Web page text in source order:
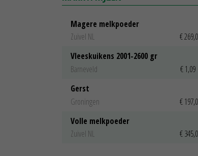
Magere melkpoeder
Zuivel NL
€
Vleeskuikens 2001-2600 gr
Barneveld
€ 1,09
Gerst
Groningen
€
Volle melkpoeder
Zuivel NL
€